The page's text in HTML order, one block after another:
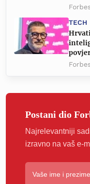
TECH
Postani dio
Najrelevantniji
izravno na vaš e-